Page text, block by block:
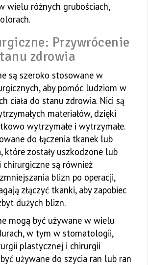
wielu różnych grubościach,
Przywrócenie
zdrowia
są szeroko stosowane w
aby pomóc ludziom w
ciała do stanu zdrowia. Nici są
materiałów, dzięki
wytrzymałe i wytrzymałe.
do łączenia tkanek lub
które zostały uszkodzone lub
chirurgiczne są również
blizn po operacji,
złączyć tkanki, aby zapobiec
dużych blizn.
mogą być używane w wielu
w tym w stomatologii,
plastycznej i chirurgii
używane do szycia ran lub ran